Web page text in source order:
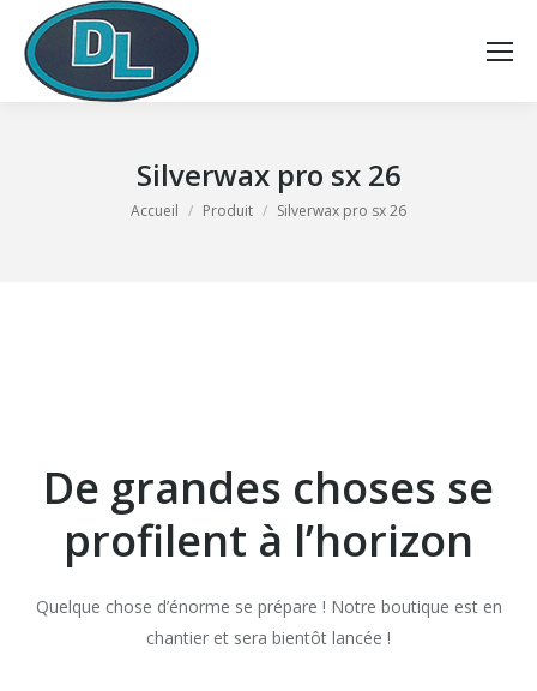
Silverwax pro sx 26
Accueil Produit Silverwax pro sx 26
De grandes choses se
profilent à l’horizon
Quelque chose d’énorme se prépare ! Notre boutique est en
chantier et sera bientôt lancée !